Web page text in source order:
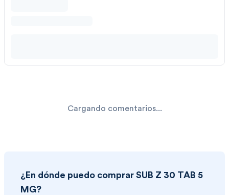
Cargando comentarios...
¿En dónde puedo comprar SUB Z 30 TAB 5
MG?